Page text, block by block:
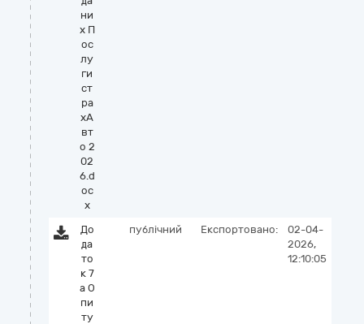
ни
х П
ос
лу
ги
ст
ра
хА
вт
о 2
02
6.d
oc
x
До
да
то
к 7
а О
пи
ту
публічний Експортовано:
02-04-
2026,
12:10:05